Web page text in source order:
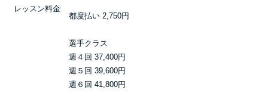
レッスン料金
都度払い 2,750円
選手クラス
週４回 37,400円
週５回 39,600円
週６回 41,800円